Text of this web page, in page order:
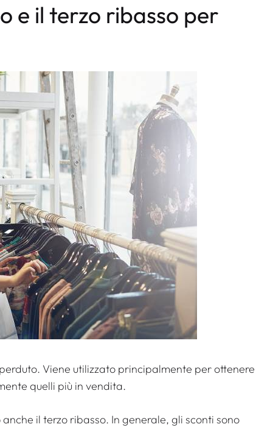
e il terzo ribasso per
Viene utilizzato principalmente per ottenere
quelli più in vendita.
il terzo ribasso. In generale, gli sconti sono